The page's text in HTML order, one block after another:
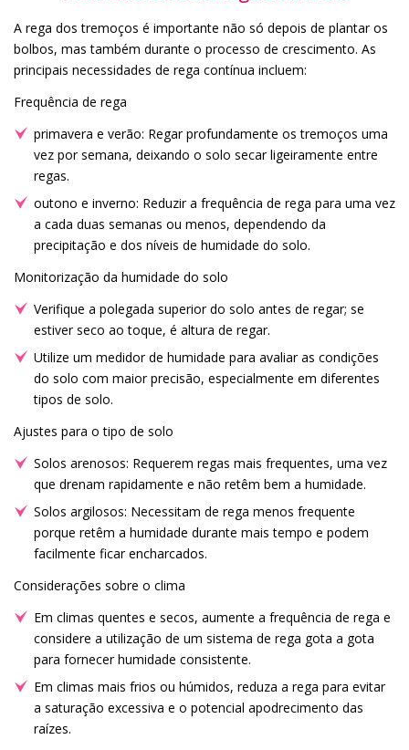
A rega dos tremoços é importante não só depois de plantar os
bolbos, mas também durante o processo de crescimento. As
principais necessidades de rega contínua incluem:
Frequência de rega
primavera e verão: Regar profundamente os tremoços uma
vez por semana, deixando o solo secar ligeiramente entre
regas.
outono e inverno: Reduzir a frequência de rega para uma vez
a cada duas semanas ou menos, dependendo da
precipitação e dos níveis de humidade do solo.
Monitorização da humidade do solo
Verifique a polegada superior do solo antes de regar; se
estiver seco ao toque, é altura de regar.
Utilize um medidor de humidade para avaliar as condições
do solo com maior precisão, especialmente em diferentes
tipos de solo.
Ajustes para o tipo de solo
Solos arenosos: Requerem regas mais frequentes, uma vez
que drenam rapidamente e não retêm bem a humidade.
Solos argilosos: Necessitam de rega menos frequente
porque retêm a humidade durante mais tempo e podem
facilmente ficar encharcados.
Considerações sobre o clima
Em climas quentes e secos, aumente a frequência de rega e
considere a utilização de um sistema de rega gota a gota
para fornecer humidade consistente.
Em climas mais frios ou húmidos, reduza a rega para evitar
a saturação excessiva e o potencial apodrecimento das
raízes.